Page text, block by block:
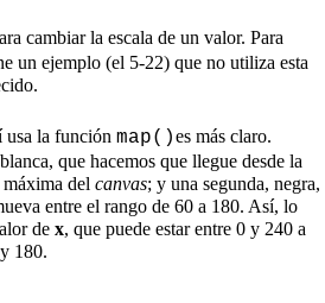
cambiar la escala de un valor. Para
un ejemplo (el 5-22) que no utiliza esta
usa la función map()es más claro.
que hacemos que llegue desde la
del canvas; y una segunda, negra,
entre el rango de 60 a 180. Así, lo
de x, que puede estar entre 0 y 240 a
180.